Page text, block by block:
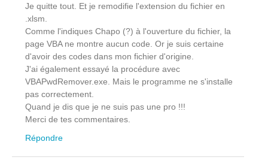
Je quitte tout. Et je remodifie l'extension du fichier en
.xlsm.
Comme l'indiques Chapo (?) à l'ouverture du fichier, la
page VBA ne montre aucun code. Or je suis certaine
d'avoir des codes dans mon fichier d'origine.
J'ai également essayé la procédure avec
VBAPwdRemover.exe. Mais le programme ne s'installe
pas correctement.
Quand je dis que je ne suis pas une pro !!!
Merci de tes commentaires.
Répondre